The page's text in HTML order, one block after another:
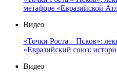
метафоре «Евразийской
Видео
«Точки Роста – Псков»:
«Евразийский союз:
Видео